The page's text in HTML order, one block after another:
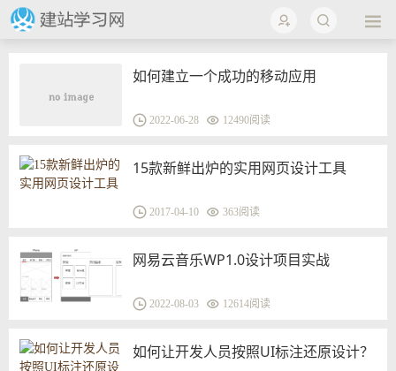
如何建立一个成功的移动应用
2022-06-28 12490阅读
15款新鲜出炉的实用网页设计工具
2017-04-10 363阅读
网易云音乐WP1.0设计项目实战
2022-08-03 12614阅读
如何让开发人员按照UI标注还原设计？